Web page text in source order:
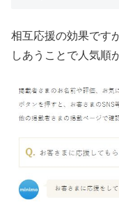
相互応援の効果です
しあうことで人気順